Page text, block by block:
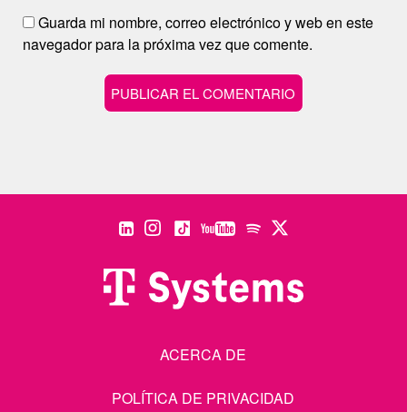
Guarda mi nombre, correo electrónico y web en este
navegador para la próxima vez que comente.
ACERCA DE
POLÍTICA DE PRIVACIDAD